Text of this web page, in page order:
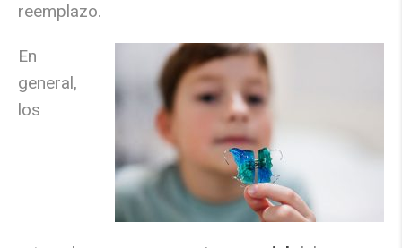
reemplazo.
En
general,
los